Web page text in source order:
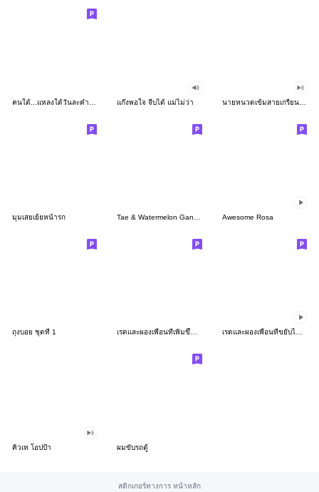
แก๊งพอใจ จีบได้ แม่ไม่ว่า นายหนวดเข้มสายเกรียนxGMM MUSIC HITสายกวน
มุมเสยเย้ยหน้ารก Awesome Rosa
ถุงบอย ชุดที่ 1 เรดและผองเพื่อนที่เพิ่มขึ้นอีกนิดนึง เรดและผองเพื่อนที่ขยับได้ ภาค 2
คิวเท โอปป้า ผมขับรถตู้
สติกเกอร์ทางการ หน้าหลัก